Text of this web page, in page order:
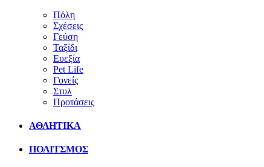
Πόλη
Σχέσεις
Γεύση
Ταξίδι
Ευεξία
Pet Life
Γονείς
Στυλ
Προτάσεις
ΑΘΛΗΤΙΚΑ
ΠΟΛΙΤΣΜΟΣ